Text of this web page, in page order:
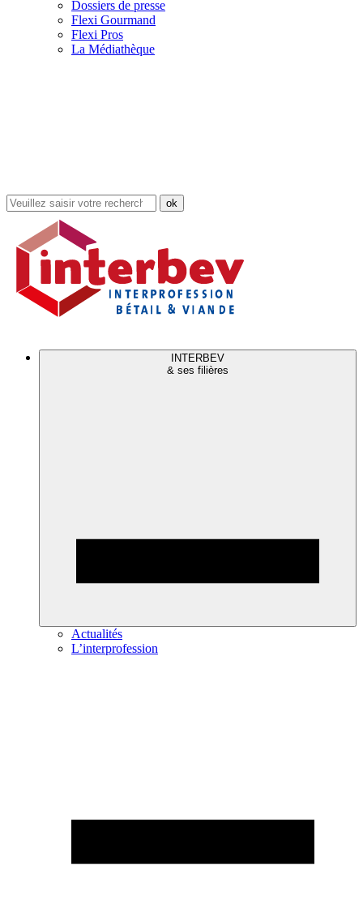
Dossiers de presse
Flexi Gourmand
Flexi Pros
La Médiathèque
Rechercher
dans
site
INTERBEV
& ses filières
Actualités
L’interprofession